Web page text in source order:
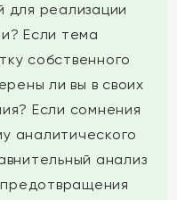
для реализации
Если тема
собственного
ли вы в своих
Если сомнения
аналитического
анализ